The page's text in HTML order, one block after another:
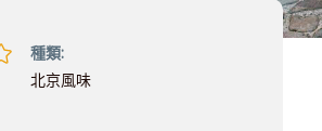
種類:
北京風味